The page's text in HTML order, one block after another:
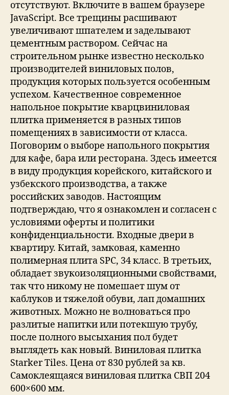
отсутствуют. Включите в вашем браузере
JavaScript. Все трещины расшивают
увеличивают шпателем и заделывают
цементным раствором. Сейчас на
строительном рынке известно несколько
производителей виниловых полов,
продукция которых пользуется особенным
успехом. Качественное современное
напольное покрытие кварцвиниловая
плитка применяется в разных типов
помещениях в зависимости от класса.
Поговорим о выборе напольного покрытия
для кафе, бара или ресторана. Здесь имеется
в виду продукция корейского, китайского и
узбекского производства, а также
российских заводов. Настоящим
подтверждаю, что я ознакомлен и согласен с
условиями оферты и политики
конфиденциальности. Входные двери в
квартиру. Китай, замковая, каменно
полимерная плита SPC, 34 класс. В третьих,
обладает звукоизоляционными свойствами,
так что никому не помешает шум от
каблуков и тяжелой обуви, лап домашних
животных. Можно не волноваться про
разлитые напитки или потекшую трубу,
после полного высыхания пол будет
выглядеть как новый. Виниловая плитка
Starker Tiles. Цена от 830 рублей за кв.
Самоклеящаяся виниловая плитка СВП 204
600×600 мм.